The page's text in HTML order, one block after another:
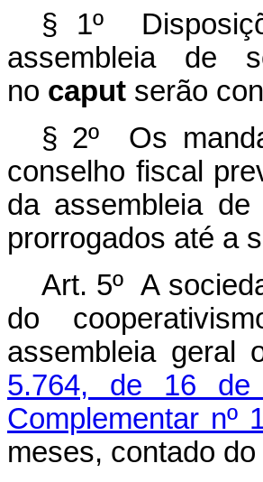
§ 1º
assembleia de
no caput serão
§ 2º Os
conselho fiscal
da assembleia
prorrogados até a
Art. 5º A
do
assembleia
5.764, de 16 de
Complementar nº
meses, contado